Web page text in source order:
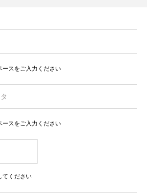
スをご入力ください
スをご入力ください
てください